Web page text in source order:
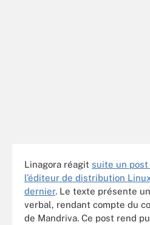
Linagora réagit suite un
l’éditeur de distribution
dernier. Le texte présente
verbal, rendant compte du
de Mandriva. Ce post rend